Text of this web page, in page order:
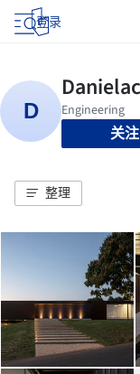
登录
关注
整理